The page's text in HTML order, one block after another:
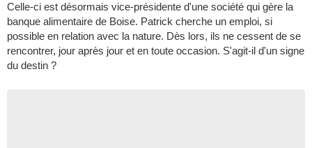
Celle-ci est désormais vice-présidente d'une société qui gère la
banque alimentaire de Boise. Patrick cherche un emploi, si
possible en relation avec la nature. Dès lors, ils ne cessent de se
rencontrer, jour après jour et en toute occasion. S'agit-il d'un signe
du destin ?